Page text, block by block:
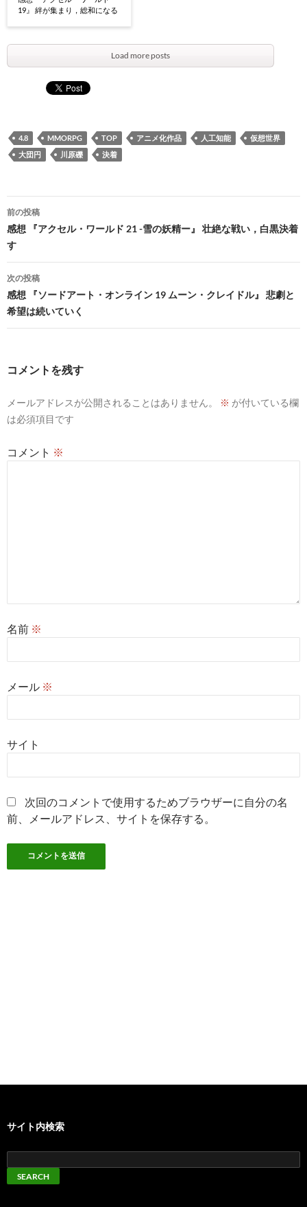
19』 絆が集まり，総和になる
Load more posts
4.8 MMORPG TOP アニメ化作品 人工知能
仮想世界
大団円
川原礫 決着
投
稿
ナ
ビ
ゲ
ー
ョ
ン
前の投稿
感想 『アクセル・ワールド 21 -雪の妖精ー』 壮絶な戦い，白黒決着
す
次の投稿
感想 『ソードアート・オンライン 19 ムーン・クレイドル』 悲劇と
希望は続いていく
コメントを残す
メールアドレスが公開されることはありません。 ※ が付いている欄
は必須項目です
コメント ※
名前 ※
メール ※
サイト
次回のコメントで使用するためブラウザーに自分の名
前、メールアドレス、サイトを保存する。
サイト内検索